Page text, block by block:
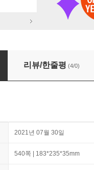
리뷰/한줄평 (4/0)
2021년 07월 30일
540쪽 | 183*235*35mm